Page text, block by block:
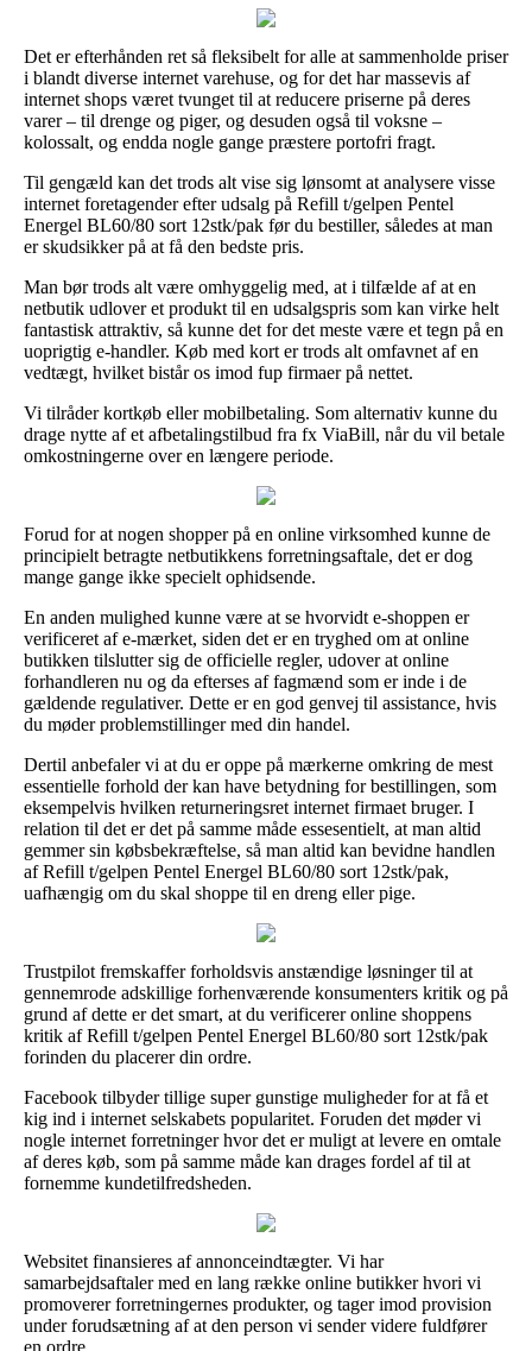
Det er efterhånden ret så fleksibelt for alle at sammenholde priser
i blandt diverse internet varehuse, og for det har massevis af
internet shops været tvunget til at reducere priserne på deres
varer – til drenge og piger, og desuden også til voksne –
kolossalt, og endda nogle gange præstere portofri fragt.
Til gengæld kan det trods alt vise sig lønsomt at analysere visse
internet foretagender efter udsalg på Refill t/gelpen Pentel
Energel BL60/80 sort 12stk/pak før du bestiller, således at man
er skudsikker på at få den bedste pris.
Man bør trods alt være omhyggelig med, at i tilfælde af at en
netbutik udlover et produkt til en udsalgspris som kan virke helt
fantastisk attraktiv, så kunne det for det meste være et tegn på en
uoprigtig e-handler. Køb med kort er trods alt omfavnet af en
vedtægt, hvilket bistår os imod fup firmaer på nettet.
Vi tilråder kortkøb eller mobilbetaling. Som alternativ kunne du
drage nytte af et afbetalingstilbud fra fx ViaBill, når du vil betale
omkostningerne over en længere periode.
Forud for at nogen shopper på en online virksomhed kunne de
principielt betragte netbutikkens forretningsaftale, det er dog
mange gange ikke specielt ophidsende.
En anden mulighed kunne være at se hvorvidt e-shoppen er
verificeret af e-mærket, siden det er en tryghed om at online
butikken tilslutter sig de officielle regler, udover at online
forhandleren nu og da efterses af fagmænd som er inde i de
gældende regulativer. Dette er en god genvej til assistance, hvis
du møder problemstillinger med din handel.
Dertil anbefaler vi at du er oppe på mærkerne omkring de mest
essentielle forhold der kan have betydning for bestillingen, som
eksempelvis hvilken returneringsret internet firmaet bruger. I
relation til det er det på samme måde essesentielt, at man altid
gemmer sin købsbekræftelse, så man altid kan bevidne handlen
af Refill t/gelpen Pentel Energel BL60/80 sort 12stk/pak,
uafhængig om du skal shoppe til en dreng eller pige.
Trustpilot fremskaffer forholdsvis anstændige løsninger til at
gennemrode adskillige forhenværende konsumenters kritik og på
grund af dette er det smart, at du verificerer online shoppens
kritik af Refill t/gelpen Pentel Energel BL60/80 sort 12stk/pak
forinden du placerer din ordre.
Facebook tilbyder tillige super gunstige muligheder for at få et
kig ind i internet selskabets popularitet. Foruden det møder vi
nogle internet forretninger hvor det er muligt at levere en omtale
af deres køb, som på samme måde kan drages fordel af til at
fornemme kundetilfredsheden.
Websitet finansieres af annonceindtægter. Vi har
samarbejdsaftaler med en lang række online butikker hvori vi
promoverer forretningernes produkter, og tager imod provision
under forudsætning af at den person vi sender videre fuldfører
en ordre.